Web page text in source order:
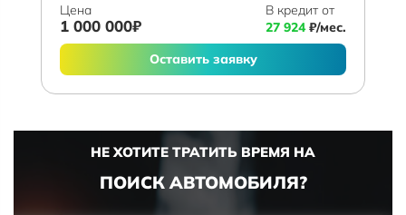
Цена
1 000 000₽
В кредит от
27 924₽/мес.
Оставить заявку
НЕ ХОТИТЕ ТРАТИТЬ ВРЕМЯ НА
ПОИСК АВТОМОБИЛЯ?